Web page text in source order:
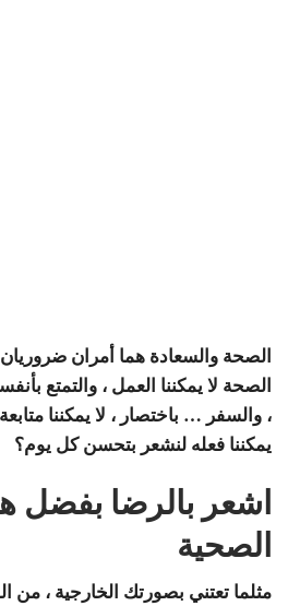
الصحة والسعادة هما أمران ضروريان
الصحة لا يمكننا العمل ، والتمتع
، والسفر … باختصار ، لا يمكننا
يمكننا فعله لنشعر بتحسن كل يوم؟
اشعر بالرضا بفضل
الصحية
مثلما تعتني بصورتك الخارجية ، من